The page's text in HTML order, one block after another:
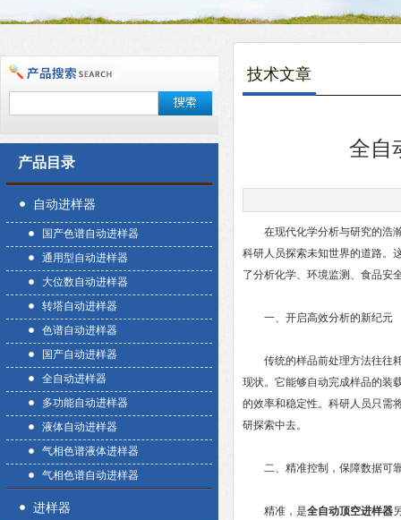
产品目录
自动进样器
国产色谱自动进样器
通用型自动进样器
大位数自动进样器
转塔自动进样器
色谱自动进样器
国产自动进样器
全自动进样器
多功能自动进样器
液体自动进样器
气相色谱液体进样器
气相色谱自动进样器
进样器
技术文章
全自
在现代化学分析与研究的浩瀚
科研人员探索未知世界的道路。
了分析化学、环境监测、食品安
一、开启高效分析的新纪元
传统的样品前处理方法往往耗
现状。它能够自动完成样品的装
的效率和稳定性。科研人员只需
研探索中去。
二、精准控制，保障数据可
精准，是全自动顶空进样器